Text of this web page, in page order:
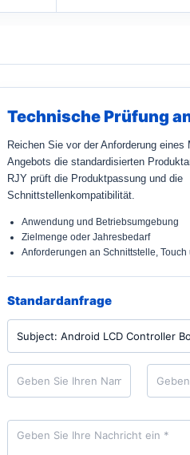
Technische Prüfung
Reichen Sie vor der Anforderung eines
Angebots die standardisierten
RJY prüft die Produktpassung und die
Schnittstellenkompatibilität.
Anwendung und Betriebsumgebung
Zielmenge oder Jahresbedarf
Anforderungen an Schnittstelle,
Standardanfrage
P
o
d
N
m
*
E
M
i
l
N